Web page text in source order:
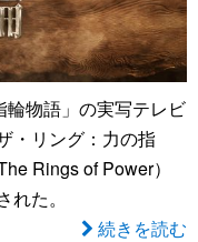
物語」の実写テレビ
・リング：力の指
Rings of Power）
た。
続きを読む